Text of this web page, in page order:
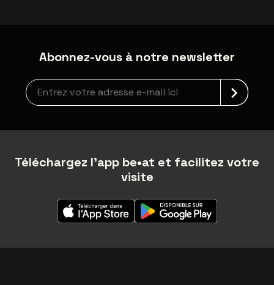
Abonnez-vous à notre newsletter
Inscription à la newsletter
Téléchargez l'app be•at et facilitez votre
visite